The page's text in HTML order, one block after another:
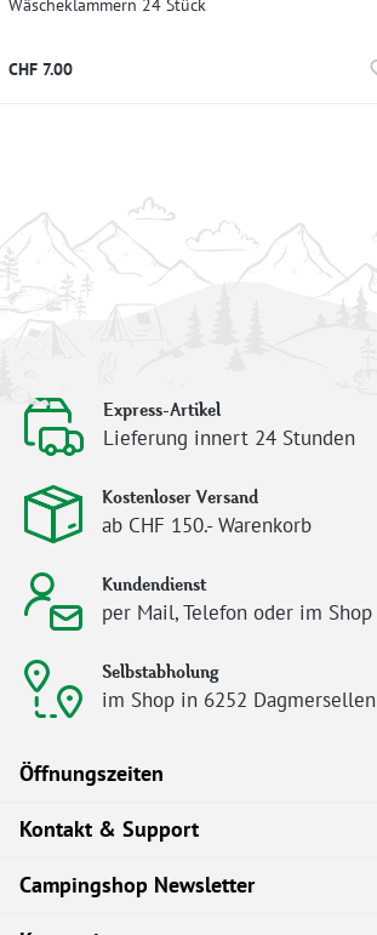
CHF 7.00
Express-Artikel
Lieferung innert 24 Stunden
Kostenloser Versand
ab CHF 150.- Warenkorb
Kundendienst
per Mail, Telefon oder im Shop
Selbstabholung
im Shop in 6252 Dagmersellen
Öffnungszeiten
Kontakt & Support
Campingshop Newsletter